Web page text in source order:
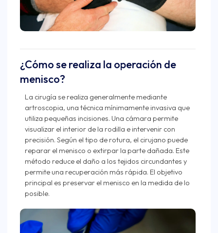
¿Cómo se realiza la operación de
menisco?
La cirugía se realiza generalmente mediante
artroscopia, una técnica mínimamente invasiva que
utiliza pequeñas incisiones. Una cámara permite
visualizar el interior de la rodilla e intervenir con
precisión. Según el tipo de rotura, el cirujano puede
reparar el menisco o extirpar la parte dañada. Este
método reduce el daño a los tejidos circundantes y
permite una recuperación más rápida. El objetivo
principal es preservar el menisco en la medida de lo
posible.